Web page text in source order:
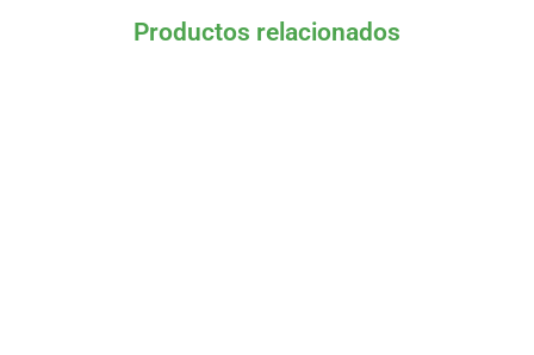
Productos relacionados